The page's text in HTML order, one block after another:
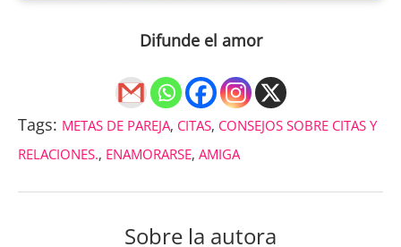
Difunde el amor
Tags: METAS DE PAREJA, CITAS, CONSEJOS SOBRE CITAS Y
RELACIONES., ENAMORARSE, AMIGA
Sobre la autora